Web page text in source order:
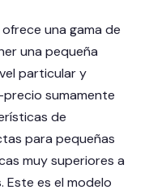
una gama de
una pequeña
particular y
sumamente
de
para pequeñas
muy superiores a
Este es el modelo